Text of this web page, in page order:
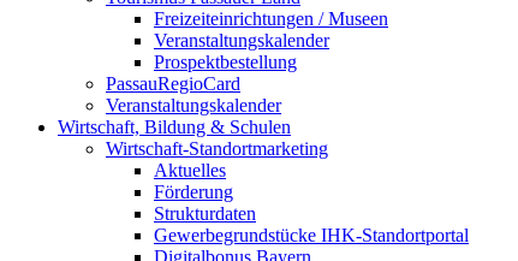
Freizeiteinrichtungen / Museen
Veranstaltungskalender
Prospektbestellung
PassauRegioCard
Veranstaltungskalender
Wirtschaft, Bildung & Schulen
Wirtschaft-Standortmarketing
Aktuelles
Förderung
Strukturdaten
Gewerbegrundstücke IHK-Standortportal
Digitalbonus Bayern